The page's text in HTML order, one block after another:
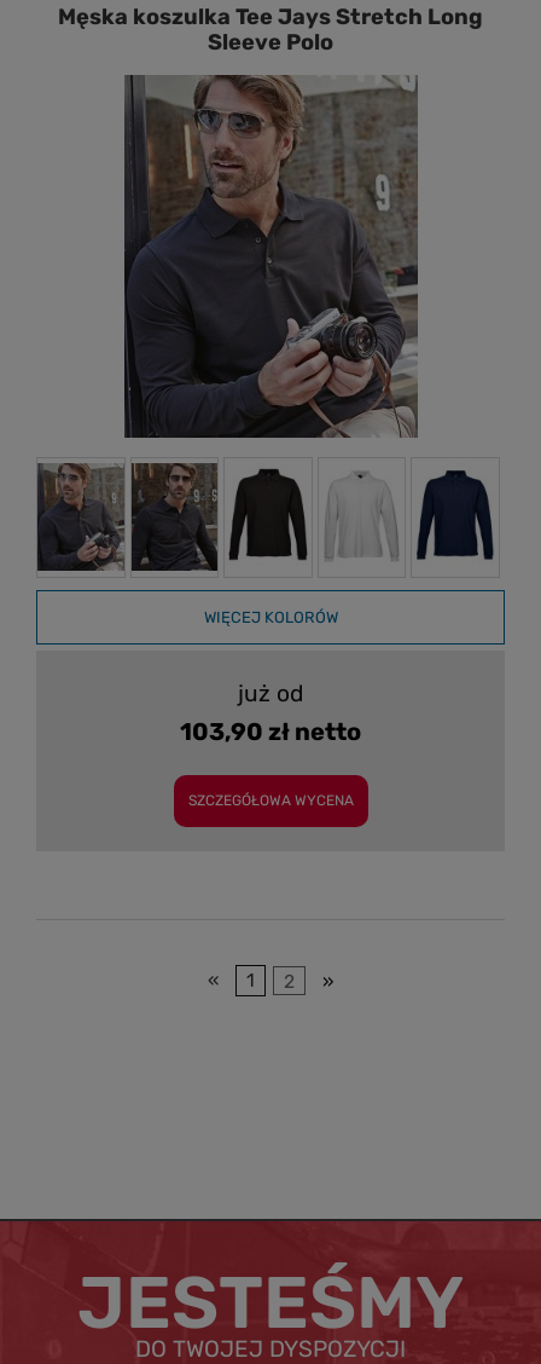
Męska koszulka Tee Jays Stretch Long
Sleeve Polo
WIĘCEJ KOLORÓW
już od
103,90 zł netto
SZCZEGÓŁOWA WYCENA
« 1 2 »
JESTEŚMY
DO TWOJEJ DYSPOZYCJI